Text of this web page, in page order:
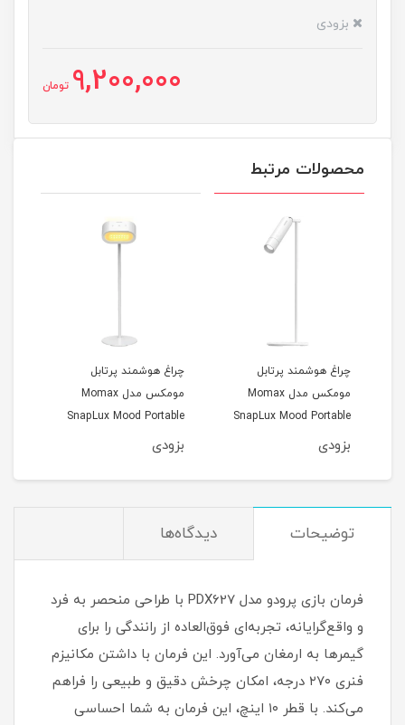
بزودی
9,200,000 تومان
محصولات مرتبط
چراغ هوشمند پرتابل
مومکس مدل Momax
SnapLux Mood Portable
LED QL12
بزودی
چراغ هوشمند پرتابل
مومکس مدل Momax
SnapLux Mood Portable
LED QL13
بزودی
توضیحات دیدگاه‌ها
فرمان بازی پرودو مدل PDX627 با طراحی منحصر به فرد
و واقع‌گرایانه، تجربه‌ای فوق‌العاده از رانندگی را برای
گیمرها به ارمغان می‌آورد. این فرمان با داشتن مکانیزم
فنری ۲۷۰ درجه، امکان چرخش دقیق و طبیعی را فراهم
می‌کند. با قطر ۱۰ اینچ، این فرمان به شما احساسی